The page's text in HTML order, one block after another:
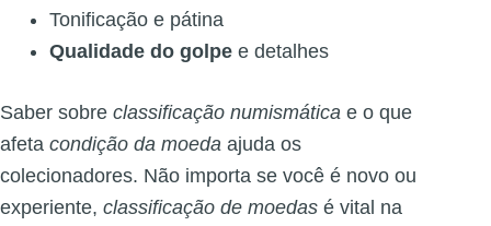
Tonificação e pátina
Qualidade do golpe e detalhes
Saber sobre classificação numismática e o que
afeta condição da moeda ajuda os
colecionadores. Não importa se você é novo ou
experiente, classificação de moedas é vital na